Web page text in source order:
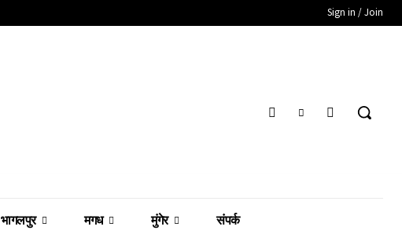
Sign in / Join
भागलपुर मगध मुंगेर संपर्क